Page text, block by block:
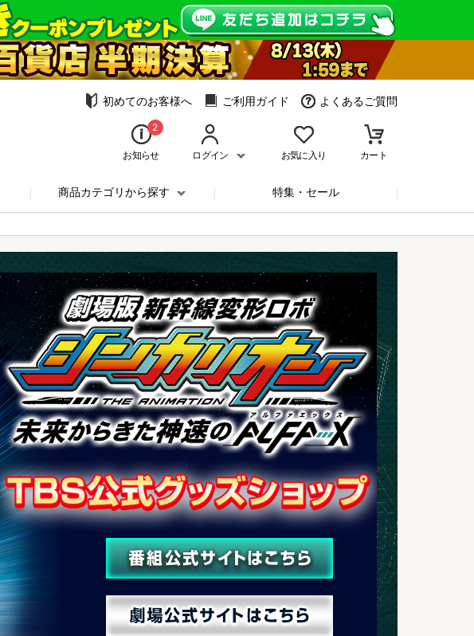
初めてのお客様へ ご利用ガイド よくあるご質問
2
お知らせ ログイン お気に入り カート
商品カテゴリから探す 特集・セール